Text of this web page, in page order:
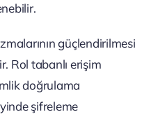
güçlendirilmesi
Rol tabanlı erişim
doğrulama
şifreleme